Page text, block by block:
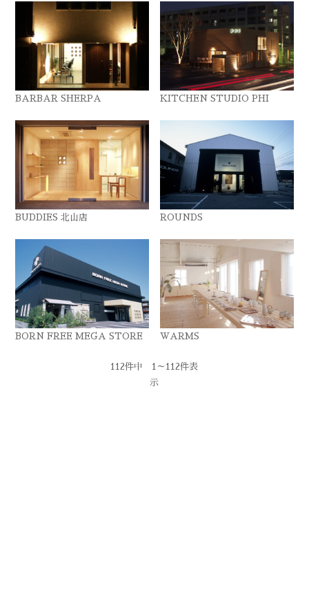
BARBAR SHERPA KITCHEN STUDIO PHI
BUDDIES 北山店 ROUNDS
BORN FREE MEGA STORE WARMS
112件中 1～112件表
示